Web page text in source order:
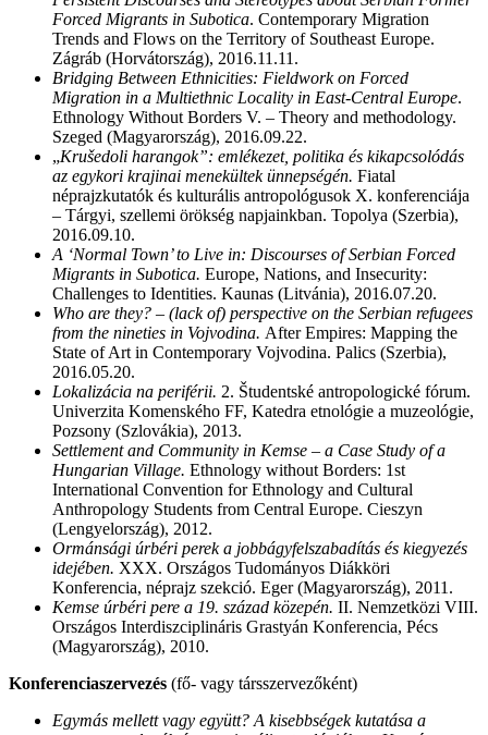
Forced Migrants in Subotica. Contemporary Migration
Trends and Flows on the Territory of Southeast Europe.
Zágráb (Horvátország), 2016.11.11.
Bridging Between Ethnicities: Fieldwork on Forced
Migration in a Multiethnic Locality in East-Central Europe.
Ethnology Without Borders V. – Theory and methodology.
Szeged (Magyarország), 2016.09.22.
„Krušedoli harangok”: emlékezet, politika és kikapcsolódás
az egykori krajinai menekültek ünnepségén. Fiatal
néprajzkutatók és kulturális antropológusok X. konferenciája
– Tárgyi, szellemi örökség napjainkban. Topolya (Szerbia),
2016.09.10.
A ‘Normal Town’ to Live in: Discourses of Serbian Forced
Migrants in Subotica. Europe, Nations, and Insecurity:
Challenges to Identities. Kaunas (Litvánia), 2016.07.20.
Who are they? – (lack of) perspective on the Serbian refugees
from the nineties in Vojvodina. After Empires: Mapping the
State of Art in Contemporary Vojvodina. Palics (Szerbia),
2016.05.20.
Lokalizácia na periférii. 2. Študentské antropologické fórum.
Univerzita Komenského FF, Katedra etnológie a muzeológie,
Pozsony (Szlovákia), 2013.
Settlement and Community in Kemse – a Case Study of a
Hungarian Village. Ethnology without Borders: 1st
International Convention for Ethnology and Cultural
Anthropology Students from Central Europe. Cieszyn
(Lengyelország), 2012.
Ormánsági úrbéri perek a jobbágyfelszabadítás és kiegyezés
idejében. XXX. Országos Tudományos Diákköri
Konferencia, néprajz szekció. Eger (Magyarország), 2011.
Kemse úrbéri pere a 19. század közepén. II. Nemzetközi VIII.
Országos Interdiszciplináris Grastyán Konferencia, Pécs
(Magyarország), 2010.
Konferenciaszervezés (fő- vagy társszervezőként)
Egymás mellett vagy együtt? A kisebbségek kutatása a